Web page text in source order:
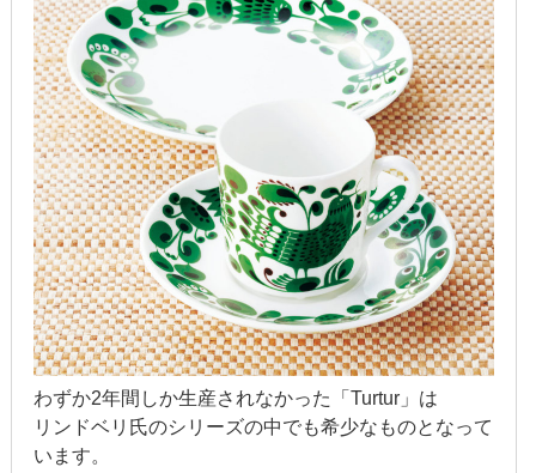
2019年10月
2019年9月
2019年8月
2019年7月
2019年6月
2019年5月
2019年4月
2019年3月
2019年2月
わずか2年間しか生産されなかった「Turtur」は
リンドベリ氏のシリーズの中でも希少なものとなって
います。